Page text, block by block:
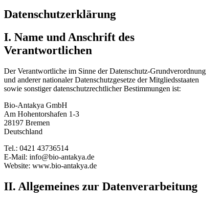
Datenschutzerklärung
I. Name und Anschrift des
Verantwortlichen
Der Verantwortliche im Sinne der Datenschutz-Grundverordnung
und anderer nationaler Datenschutzgesetze der Mitgliedsstaaten
sowie sonstiger datenschutzrechtlicher Bestimmungen ist:
Bio-Antakya GmbH
Am Hohentorshafen 1-3
28197 Bremen
Deutschland
Tel.: 0421 43736514
E-Mail: info@bio-antakya.de
Website: www.bio-antakya.de
II. Allgemeines zur Datenverarbeitung